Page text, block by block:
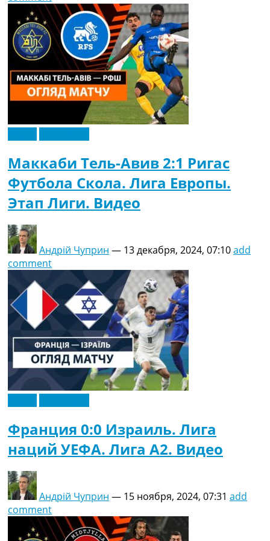
Маккаби Тель-Авив 2:1 Ригас
Футбола Скола. Лига Европы.
Этап Лиги. Видео
Андрій Чуприн — 13 декабря, 2024, 07:10add
comment
Франция 0:0 Израиль. Лига
наций УЕФА. Лига A2. Видео
Андрій Чуприн — 15 ноября, 2024, 07:31 add
comment